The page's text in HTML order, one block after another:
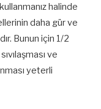
halinde
daha gür ve
Bunun için 1/2
ve
yeterli